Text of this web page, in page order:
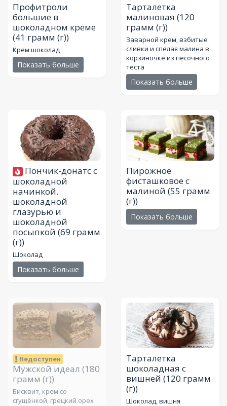
Профитроли
большие в
шоколадном креме
(41 грамм (г))
Крем шоколад
Показать больше
Тарталетка
малиновая (120
грамм (г))
Заварной крем, взбитые
сливки и спелая малина в
корзиночке из песочного
теста
Показать больше
Пончик-донатс с
шоколадной
начинкой.
шоколадной
глазурью и
шоколадной
посыпкой (69 грамм
(г))
Шоколад
Показать больше
Пирожное
фисташковое с
малиной (55 грамм
(г))
Показать больше
Недоступен
Мужской идеал (180
грамм (г))
Бисквит, крем со
сгущёнкой, грецкий орех
Тарталетка
шоколадная с
вишней (120 грамм
(г))
Шоколад, вишня